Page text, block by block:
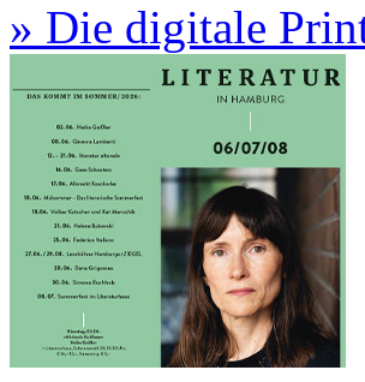
» Die digitale